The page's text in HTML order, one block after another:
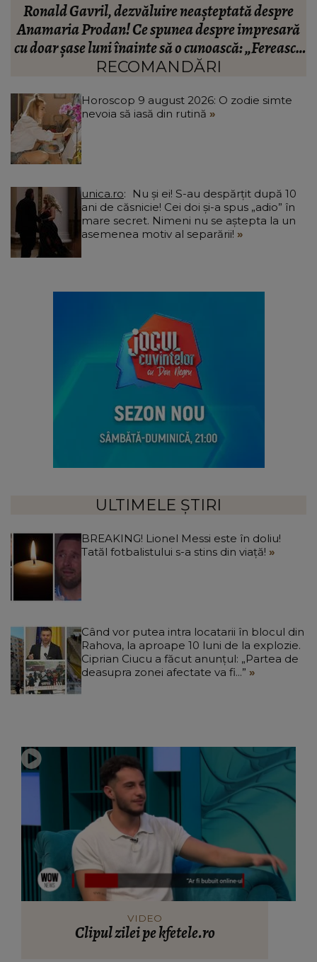
BREAKING! Lionel Messi este în doliu! Tatăl
fotbalistului s-a stins din viață!
RECOMANDĂRI
Horoscop 9 august 2026: O zodie simte
nevoia să iasă din rutină
unica.ro
ani de căsnicie! Cei doi și-a spus „adio” în
mare secret. Nimeni nu se aștepta la un
asemenea motiv al separării!
ULTIMELE ȘTIRI
BREAKING! Lionel Messi este în doliu!
Tatăl fotbalistului s-a stins din viață!
Când vor putea intra locatarii în blocul din
Rahova, la aproape 10 luni de la explozie.
Ciprian Ciucu a făcut anunțul: „Partea de
deasupra zonei afectate va fi...”
VIDEO
Clipul zilei pe kfetele.ro